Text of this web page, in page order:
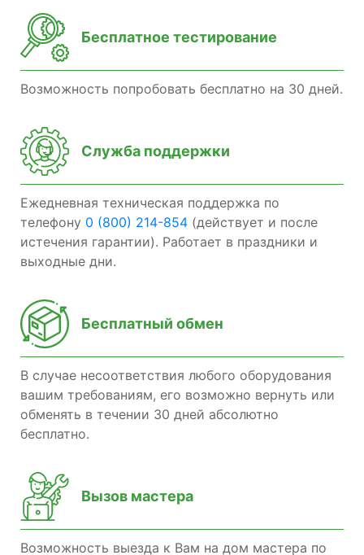
Бесплатное тестирование
Возможность попробовать бесплатно на 30 дней.
Служба поддержки
Ежедневная техническая поддержка по
телефону 0 (800) 214-854 (действует и после
истечения гарантии). Работает в праздники и
выходные дни.
Бесплатный обмен
В случае несоответствия любого оборудования
вашим требованиям, его возможно вернуть или
обменять в течении 30 дней абсолютно
бесплатно.
Вызов мастера
Возможность выезда к Вам на дом мастера по